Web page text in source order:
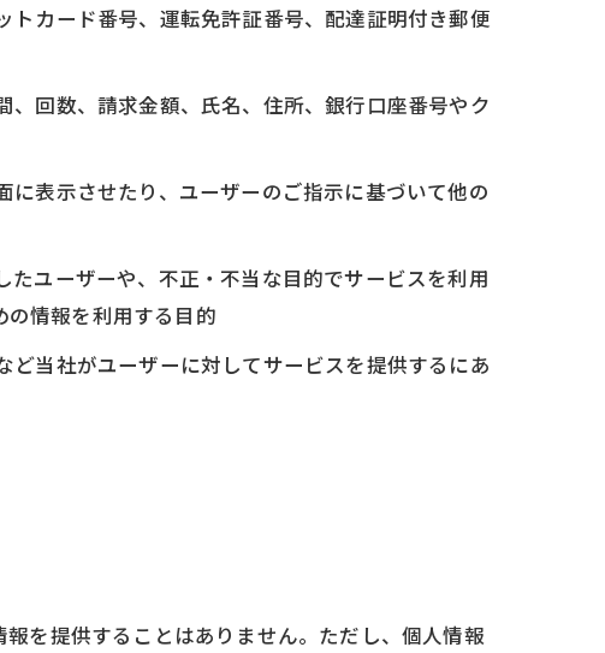
カード番号、運転免許証番号、配達証明付き郵便
回数、請求金額、氏名、住所、銀行口座番号やク
表示させたり、ユーザーのご指示に基づいて他の
ユーザーや、不正・不当な目的でサービスを利用
情報を利用する目的
当社がユーザーに対してサービスを提供するにあ
を提供することはありません。ただし、個人情報